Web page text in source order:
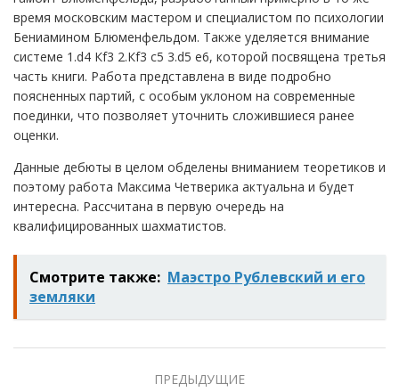
время московским мастером и специалистом по психологии
Бениамином Блюменфельдом. Также уделяется внимание
системе 1.d4 Кf3 2.Кf3 с5 3.d5 e6, которой посвящена третья
часть книги. Работа представлена в виде подробно
поясненных партий, с особым уклоном на современные
поединки, что позволяет уточнить сложившиеся ранее
оценки.
Данные дебюты в целом обделены вниманием теоретиков и
поэтому работа Максима Четверика актуальна и будет
интересна. Рассчитана в первую очередь на
квалифицированных шахматистов.
Смотрите также: Маэстро Рублевский и его
земляки
ПРЕДЫДУЩИЕ